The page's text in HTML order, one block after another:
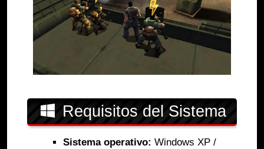
Requisitos del Sistema
Sistema operativo: Windows XP /